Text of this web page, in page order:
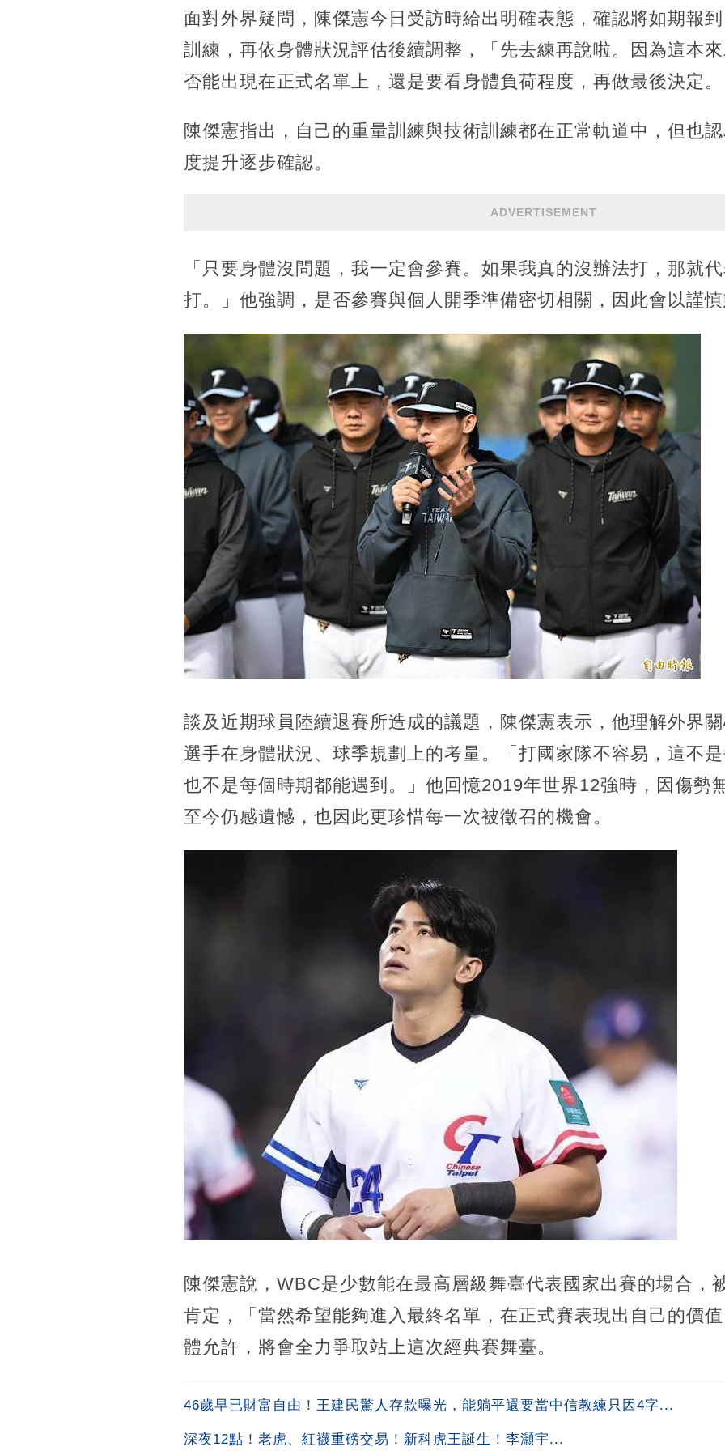
面對外界疑問，陳傑憲今日受訪時給出明確表態，確認將如期報
訓練，再依身體狀況評估後續調整，「先去練再說啦。因為這本
否能出現在正式名單上，還是要看身體負荷程度，再做最後決定。
陳傑憲指出，自己的重量訓練與技術訓練都在正常軌道中，但也
度提升逐步確認。
ADVERTISEMENT
「只要身體沒問題，我一定會參賽。如果我真的沒辦法打，那就
打。」他強調，是否參賽與個人開季準備密切相關，因此會以謹慎
談及近期球員陸續退賽所造成的議題，陳傑憲表示，他理解外界
選手在身體狀況、球季規劃上的考量。「打國家隊不容易，這不是
也不是每個時期都能遇到。」他回憶2019年世界12強時，因傷勢
至今仍感遺憾，也因此更珍惜每一次被徵召的機會。
陳傑憲說，WBC是少數能在最高層級舞臺代表國家出賽的場合，
肯定，「當然希望能夠進入最終名單，在正式賽表現出自己的價
體允許，將會全力爭取站上這次經典賽舞臺。
46歲早已財富自由！王建民驚人存款曝光，能躺平還要當中信教練只因4字...
深夜12點！老虎、紅襪重磅交易！新科虎王誕生！李灝宇...